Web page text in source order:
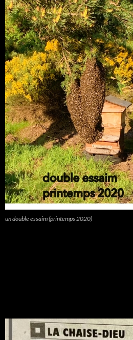
un double essaim (printemps 2020)